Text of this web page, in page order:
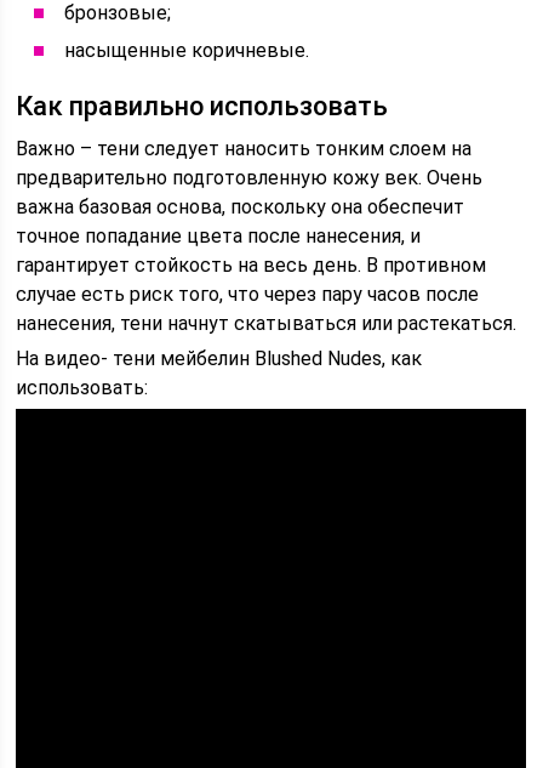
бронзовые;
насыщенные коричневые.
Как правильно использовать
Важно – тени следует наносить тонким слоем на
предварительно подготовленную кожу век. Очень
важна базовая основа, поскольку она обеспечит
точное попадание цвета после нанесения, и
гарантирует стойкость на весь день. В противном
случае есть риск того, что через пару часов после
нанесения, тени начнут скатываться или растекаться.
На видео- тени мейбелин Blushed Nudes, как
использовать: